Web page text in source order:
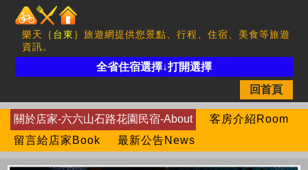
樂天｛ 台東 ｝旅遊網提供您景點、行程、住宿、美食等旅遊
資訊。
全省住宿選擇↓打開選擇
回首頁
關於店家-六六山石路花園民宿-About
客房介紹Room
留言給店家Book
最新公告News